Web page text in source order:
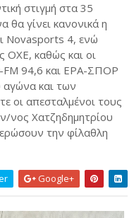
στιγμή στα 35
θα γίνει κανονικά η
Novasports 4, ενώ
ΟΧΕ, καθώς και οι
FM 94,6 και ΕΡΑ-ΣΠΟΡ
αγώνα και των
οι απεσταλμένοι τους
νος Χατζηδημητρίου
την φίλαθλη
Google+